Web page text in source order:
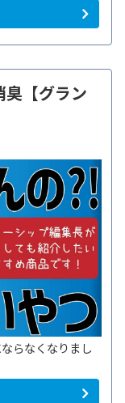
臭【グラン
らなくなりまし